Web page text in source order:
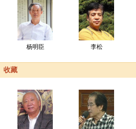
杨明臣 李松
收藏